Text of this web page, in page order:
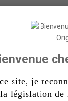
€
site, je
législation de